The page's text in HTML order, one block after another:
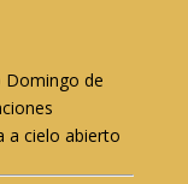
Domingo de
a cielo abierto